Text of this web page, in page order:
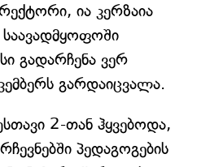
ია კერზაია
გადარჩენა ვერ
გარდაიცვალა.
2-თან ჰყვებოდა,
პედაგოგების